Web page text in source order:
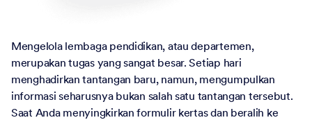
Mengelola lembaga pendidikan, atau departemen,
merupakan tugas yang sangat besar. Setiap hari
menghadirkan tantangan baru, namun, mengumpulkan
informasi seharusnya bukan salah satu tantangan tersebut.
Saat Anda menyingkirkan formulir kertas dan beralih ke